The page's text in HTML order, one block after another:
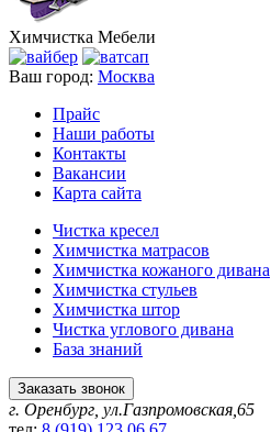
Химчистка Мебели
Ваш город: Москва
Прайс
Наши работы
Контакты
Вакансии
Карта сайта
Чистка кресел
Химчистка матрасов
Химчистка кожаного дивана
Химчистка стульев
Химчистка штор
Чистка углового дивана
База знаний
Заказать звонок
г. Оренбург, ул.Газпромовская,65